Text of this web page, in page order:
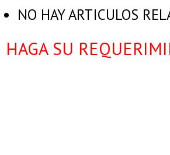
NO HAY ARTICULOS
HAGA SU